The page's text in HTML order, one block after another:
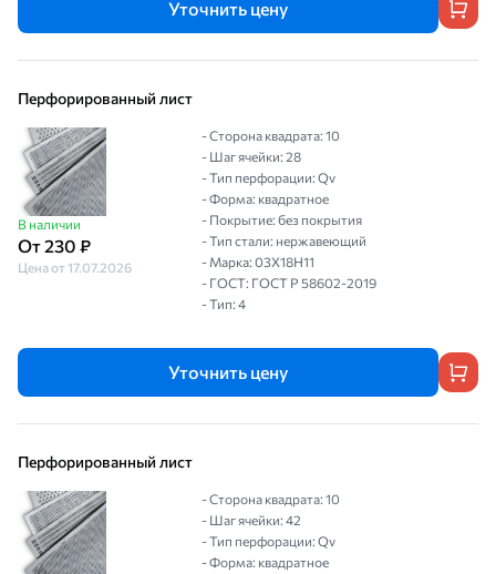
Уточнить цену
Перфорированный лист
В наличии
От 230 ₽
Цена от 17.07.2026
- Сторона квадрата: 10
- Шаг ячейки: 28
- Тип перфорации: Qv
- Форма: квадратное
- Покрытие: без покрытия
- Тип стали: нержавеющий
- Марка: 03Х18Н11
- ГОСТ: ГОСТ Р 58602-2019
- Тип: 4
Уточнить цену
Перфорированный лист
- Сторона квадрата: 10
- Шаг ячейки: 42
- Тип перфорации: Qv
- Форма: квадратное